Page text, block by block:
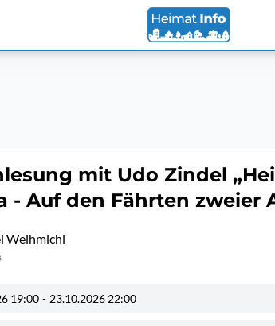
mit Udo Zindel
- Auf den Fährten zweier
Weihmichl
19:00 - 23.10.2026 22:00